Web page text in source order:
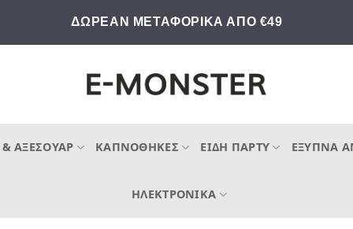
ΔΩΡΕΑΝ ΜΕΤΑΦΟΡΙΚΑ ΑΠΟ €49
ΑΞΕΣΟΥΆΡ ΚΑΠΝΟΘΉΚΕΣ ΕΊΔΗ ΠΆΡΤΥ ΈΞΥΠΝΑ
ΗΛΕΚΤΡΟΝΙΚΆ